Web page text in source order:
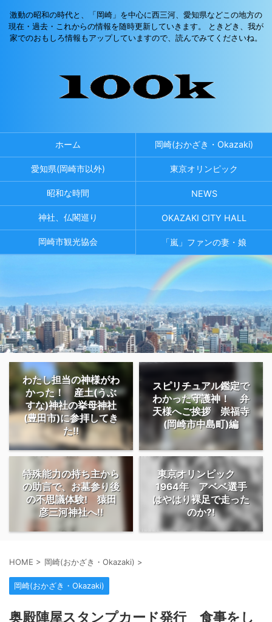
激動の昭和の時代と、「岡崎」を中心に西三河、愛知県などこの地方の
現在・過去・これからの情報を随時更新していきます。 ときどき、我が
家でのおもしろ情報もアップしていますので、読んでみてくださいね。
ホーム 岡崎(おかざき・Okazaki)
愛知県(岡崎市以外) 東京オリンピック
昭和な時間 NEWS
神社、仏閣巡り OKAZAKI CITY HALL
岡崎市観光協会 「嵐」ファンの妻・娘
わたし担当の神様がわ
かった！ 産土(うぶ
すな)神社の挙母神社
(豊田市)に参拝してき
た!!
スピリチュアル鑑定で
わかった守護神！ 弁
天様へご挨拶 崇福寺
(岡崎市中島町)編
特殊能力の持ち主から
の助言で、お墓参り後
の不思議体験! 猿田
彦三河神社へ!!
東京オリンピック
1964年 アベベ選手
はやはり裸足で走った
のか?!
HOME > 岡崎(おかざき・Okazaki) >
岡崎(おかざき・Okazaki)
奥殿陣屋スタンプカード発行 食事をし